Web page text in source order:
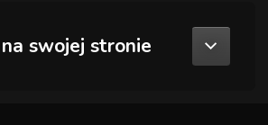
swojej stronie